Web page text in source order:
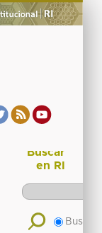
Buscar
en RI
Buscar